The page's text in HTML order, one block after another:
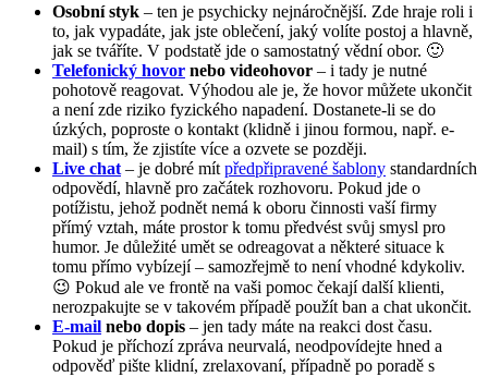
Osobní styk – ten je psychicky nejnáročnější. Zde hraje roli i
to, jak vypadáte, jak jste oblečení, jaký volíte postoj a hlavně,
jak se tváříte. V podstatě jde o samostatný vědní obor. 🙂
Telefonický hovor nebo videohovor – i tady je nutné
pohotově reagovat. Výhodou ale je, že hovor můžete ukončit
a není zde riziko fyzického napadení. Dostanete-li se do
úzkých, poproste o kontakt (klidně i jinou formou, např. e-
mail) s tím, že zjistíte více a ozvete se později.
Live chat – je dobré mít předpřipravené šablony standardních
odpovědí, hlavně pro začátek rozhovoru. Pokud jde o
potížistu, jehož podnět nemá k oboru činnosti vaší firmy
přímý vztah, máte prostor k tomu předvést svůj smysl pro
humor. Je důležité umět se odreagovat a některé situace k
tomu přímo vybízejí – samozřejmě to není vhodné kdykoliv.
😉 Pokud ale ve frontě na vaši pomoc čekají další klienti,
nerozpakujte se v takovém případě použít ban a chat ukončit.
E-mail nebo dopis – jen tady máte na reakci dost času.
Pokud je příchozí zpráva neurvalá, neodpovídejte hned a
odpověď pište klidní, zrelaxovaní, případně po poradě s